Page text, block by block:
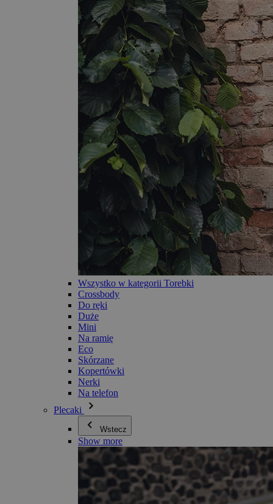
Wszystko w kategorii Torebki
Crossbody
Do ręki
Duże
Mini
Na ramię
Eco
Skórzane
Kopertówki
Nerki
Na telefon
Plecaki
Wstecz
Show more